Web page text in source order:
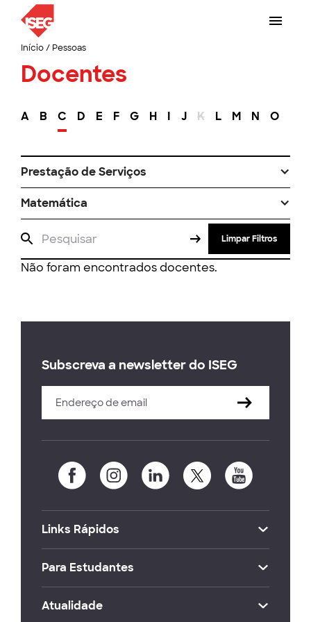
Início/ Pessoas
Docentes
A B C D E F G H I J K L M N O
Prestação de Serviços
Matemática
Limpar Filtros
Não foram encontrados docentes.
Subscreva a newsletter do ISEG
Links Rápidos
Para Estudantes
Atualidade